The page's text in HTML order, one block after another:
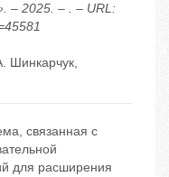
– 2025. – . – URL:
Шинкарчук,
связанная с
для расширения